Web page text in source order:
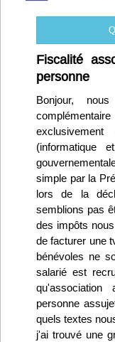
Menu
Partager
VieAsso
Infos
Abo
Désabo
Nous
Fiscalité
personne
Bonjour,
(informatique
simple par la
lors de la
semblions pas
des impôts
de facturer une
bénévoles ne
salarié est
personne
quels textes
j'ai trouvé une